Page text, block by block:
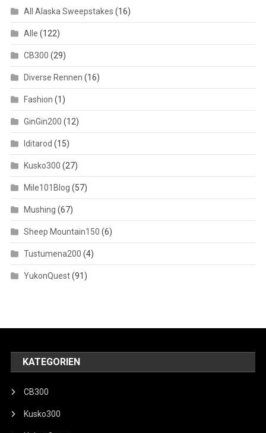
All Alaska Sweepstakes (16)
Alle (122)
CB300 (29)
Diverse Rennen (16)
Fashion (1)
GinGin200 (12)
Iditarod (15)
Kusko300 (27)
Mile101Blog (57)
Mushing (67)
Sheep Mountain150 (6)
Tustumena200 (4)
YukonQuest(91)
KATEGORIEN
CB300
Kusko300